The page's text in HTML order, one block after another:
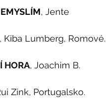
, Jente
, Kiba Lumberg, Romové.
HORA, Joachim B.
Zink, Portugalsko.